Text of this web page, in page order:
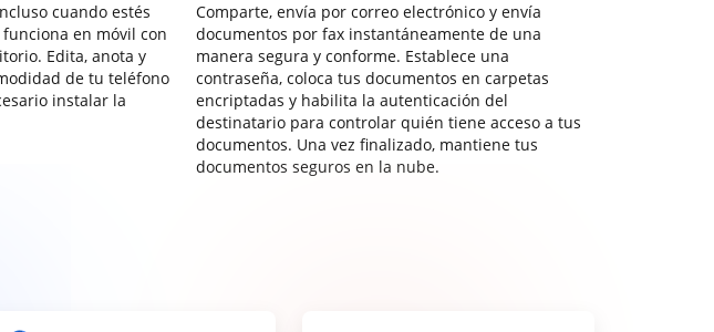
cuando estés
en móvil con
Edita, anota y
de tu teléfono
instalar la
Comparte, envía por correo electrónico y envía
documentos por fax instantáneamente de una
manera segura y conforme. Establece una
contraseña, coloca tus documentos en carpetas
encriptadas y habilita la autenticación del
destinatario para controlar quién tiene acceso a tus
documentos. Una vez finalizado, mantiene tus
documentos seguros en la nube.